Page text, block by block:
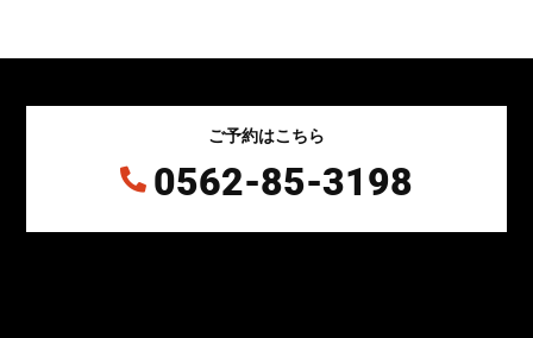
ご予約はこちら
 0562-85-3198